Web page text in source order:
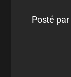
Posté par